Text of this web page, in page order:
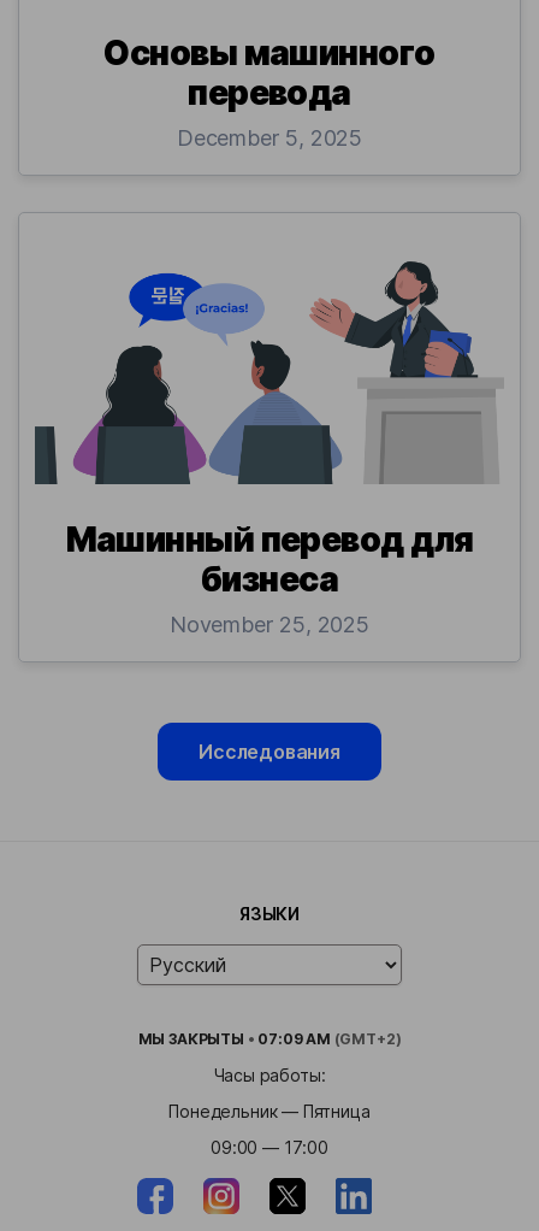
Основы машинного
перевода
December 5, 2025
Машинный перевод для
бизнеса
November 25, 2025
Исследования
ЯЗЫКИ
МЫЗАКРЫТЫ • 07:09 AM (GMT+2)
Часы работы:
Понедельник — Пятница
09:00 — 17:00